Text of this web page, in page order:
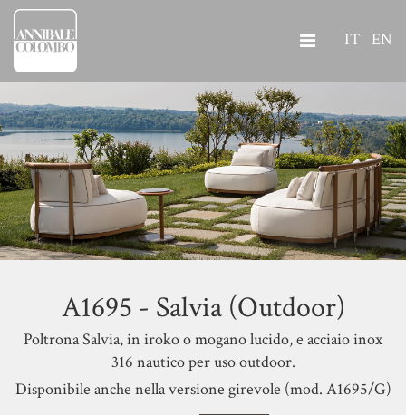
IT EN
A1695 - Salvia (Outdoor)
Poltrona Salvia, in iroko o mogano lucido, e acciaio inox
316 nautico per uso outdoor.
Disponibile anche nella versione girevole (mod. A1695/G)